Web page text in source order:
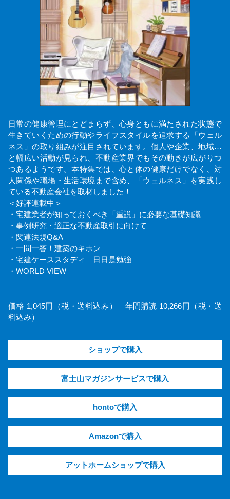
日常の健康管理にとどまらず、心身ともに満たされた状態で
生きていくための行動やライフスタイルを追求する「ウェル
ネス」の取り組みが注目されています。個人や企業、地域…
と幅広い活動が見られ、不動産業界でもその動きが広がりつ
つあるようです。本特集では、心と体の健康だけでなく、対
人関係や職場・生活環境まで含め、「ウェルネス」を実践し
ている不動産会社を取材しました！
＜好評連載中＞
・宅建業者が知っておくべき「重説」に必要な基礎知識
・事例研究・適正な不動産取引に向けて
・関連法規Q&A
・一問一答！建築のキホン
・宅建ケーススタディ 日日是勉強
・WORLD VIEW
価格 1,045円（税・送料込み） 年間購読 10,266円（税・送
料込み）
ショップで購入
富士山マガジンサービスで購入
hontoで購入
Amazonで購入
アットホームショップで購入